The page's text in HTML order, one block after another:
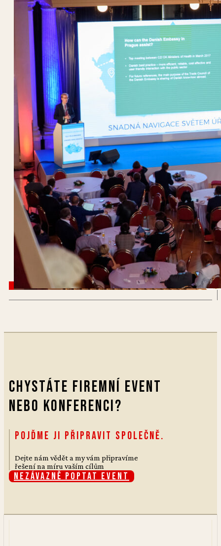
Chystáte firemní event
nebo konferenci?
Pojďme ji připravit společně.
Dejte nám vědět a my vám připravíme
řešení na míru vaším cílům
Nezávazně poptat event